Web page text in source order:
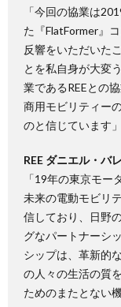
「今回の協業は
た『FlatFormer』
反響をいただいた
とを私自身が大変
業であるREEとの
商用モビリティー
のと信じています」
REE ダニエル・バ
「19年の東京モー
未来の電動モビリ
信しており、日野
グなパートナーシ
シップは、革新的
の人々の生活の質
ためのまたとない